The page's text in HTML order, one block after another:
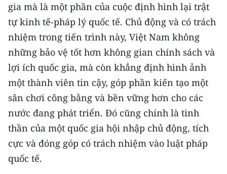
gia mà là một phần của cuộc định hình lại trật
tự kinh tế-pháp lý quốc tế. Chủ động và có trách
nhiệm trong tiến trình này, Việt Nam không
những bảo vệ tốt hơn không gian chính sách và
lợi ích quốc gia, mà còn khẳng định hình ảnh
một thành viên tin cậy, góp phần kiến tạo một
sân chơi công bằng và bền vững hơn cho các
nước đang phát triển. Đó cũng chính là tinh
thần của một quốc gia hội nhập chủ động, tích
cực và đóng góp có trách nhiệm vào luật pháp
quốc tế.